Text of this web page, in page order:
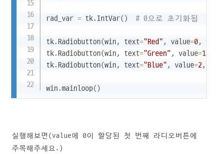
rad_var = tk. IntVar() # 0으로 초기화됨
tk. Radiobutton(win , text="Red" , value=0,
tk. Radiobutton(win , text="Green" , value=1,
tk. Radiobutton(win , text="Blue" , value=2,
win.mainloop()
실행해보면(value에 0이 할당된 첫 번째 라디오버튼에
주목해주세요.)